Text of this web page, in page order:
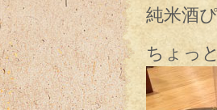
純米酒
ちょっ